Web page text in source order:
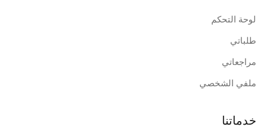
لوحة التحكم
طلباتي
مراجعاتي
ملفي الشخصي
خدماتنا